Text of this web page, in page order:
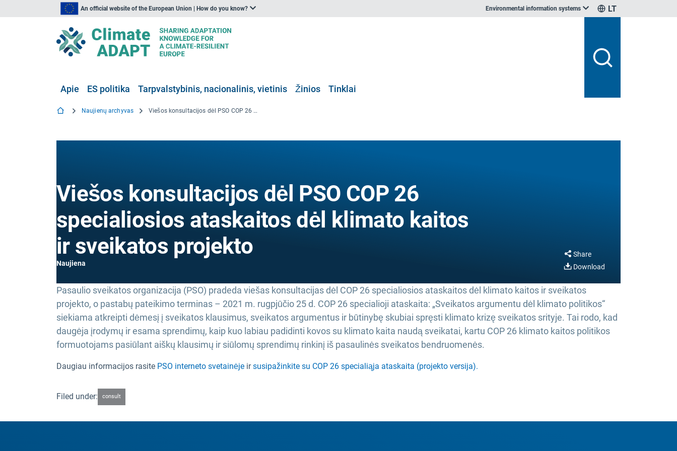
An official website of the European Union | How do you know? Environmental information systems LT
Apie ES politika Tarpvalstybinis, nacionalinis, vietinis Žinios Tinklai
Naujienų archyvas Viešos konsultacijos dėl PSO COP 26 specialiosios ataskaitos dėl klimato kaitos ir sveikatos projekto
Viešos konsultacijos dėl PSO COP 26
specialiosios ataskaitos dėl klimato kaitos
ir sveikatos projekto
Naujiena
Share
Download
Pasaulio sveikatos organizacija (PSO) pradeda viešas konsultacijas dėl COP 26 specialiosios ataskaitos dėl klimato kaitos ir sveikatos
projekto, o pastabų pateikimo terminas – 2021 m. rugpjūčio 25 d. COP 26 specialioji ataskaita: „Sveikatos argumentu dėl klimato politikos“
siekiama atkreipti dėmesį į sveikatos klausimus, sveikatos argumentus ir būtinybę skubiai spręsti klimato krizę sveikatos srityje. Tai rodo, kad
daugėja įrodymų ir esama sprendimų, kaip kuo labiau padidinti kovos su klimato kaita naudą sveikatai, kartu COP 26 klimato kaitos politikos
formuotojams pasiūlant aiškų klausimų ir siūlomų sprendimų rinkinį iš pasaulinės sveikatos bendruomenės.
Daugiau informacijos rasite PSO interneto svetainėje irsusipažinkite su COP 26 specialiąja ataskaita (projekto versija).
Filed under: consult